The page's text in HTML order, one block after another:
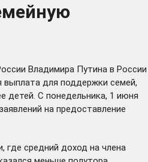
Владимира Путина в России
выплата для поддержки семей,
детей. С понедельника, 1 июня
на предоставление
где средний доход на члена